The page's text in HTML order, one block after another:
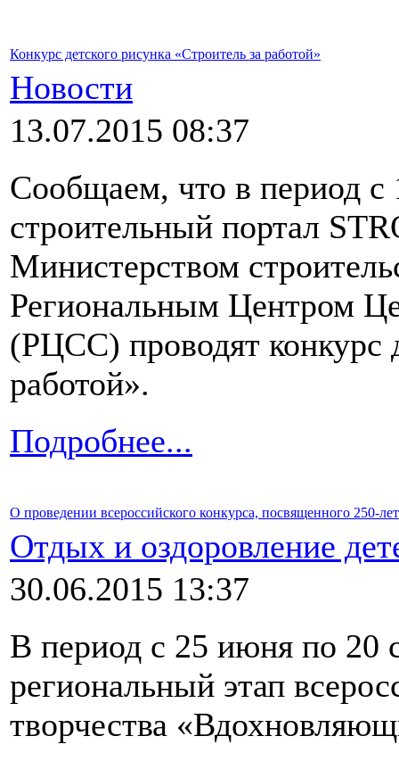
Конкурс детского рисунка «Строитель за работой»
Новости
13.07.2015 08:37
Сообщаем, что в период с
строительный портал
Министерством
Региональным Центром
(РЦСС) проводят конкурс
работой».
Подробнее...
О проведении всероссийского конкурса, посвященного 250-
Отдых и оздоровление
30.06.2015 13:37
В период с 25 июня по 20
региональный этап
творчества